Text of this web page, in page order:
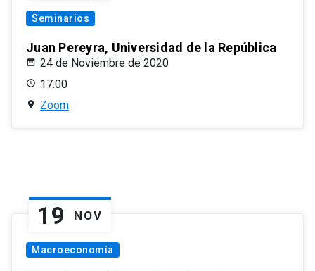
Seminarios
Juan Pereyra, Universidad de la República
24 de Noviembre de 2020
17:00
Zoom
19 NOV
Macroeconomía